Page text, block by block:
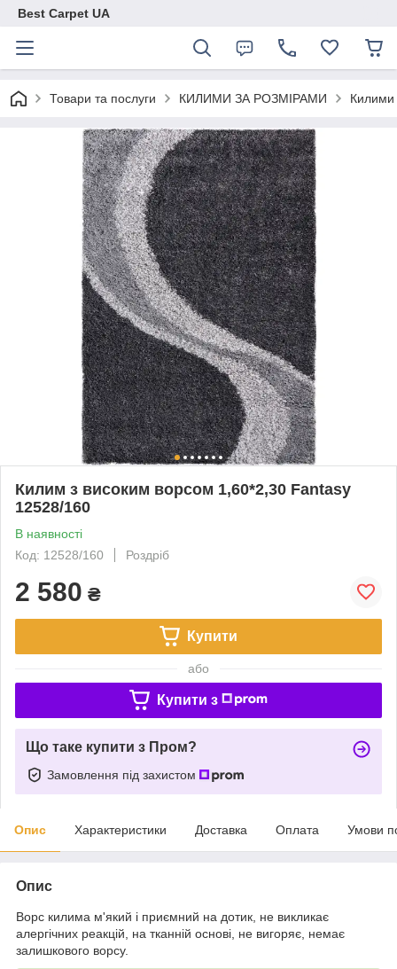
Best Carpet UA
Товари та послуги КИЛИМИ ЗА РОЗМІРАМИ Килими
Килим з високим ворсом 1,60*2,30 Fantasy
12528/160
В наявності
Код: 12528/160
Роздріб
2 580 ₴
Купити
або
Купити з
Що таке купити з Пром?
Замовлення під захистом
Опис Характеристики Доставка Оплата Умови
Опис
Ворс килима м'який і приємний на дотик, не викликає
алергічних реакцій, на тканній основі, не вигоряє, немає
залишкового ворсу.